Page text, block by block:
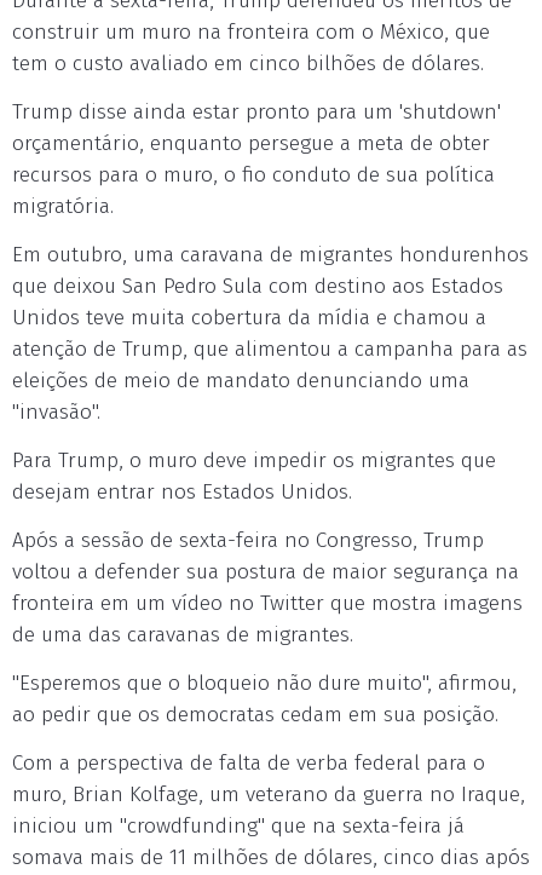
construir um muro na fronteira com o México, que
tem o custo avaliado em cinco bilhões de dólares.
Trump disse ainda estar pronto para um 'shutdown'
orçamentário, enquanto persegue a meta de obter
recursos para o muro, o fio conduto de sua política
migratória.
Em outubro, uma caravana de migrantes hondurenhos
que deixou San Pedro Sula com destino aos Estados
Unidos teve muita cobertura da mídia e chamou a
atenção de Trump, que alimentou a campanha para as
eleições de meio de mandato denunciando uma
"invasão".
Para Trump, o muro deve impedir os migrantes que
desejam entrar nos Estados Unidos.
Após a sessão de sexta-feira no Congresso, Trump
voltou a defender sua postura de maior segurança na
fronteira em um vídeo no Twitter que mostra imagens
de uma das caravanas de migrantes.
"Esperemos que o bloqueio não dure muito", afirmou,
ao pedir que os democratas cedam em sua posição.
Com a perspectiva de falta de verba federal para o
muro, Brian Kolfage, um veterano da guerra no Iraque,
iniciou um "crowdfunding" que na sexta-feira já
somava mais de 11 milhões de dólares, cinco dias após